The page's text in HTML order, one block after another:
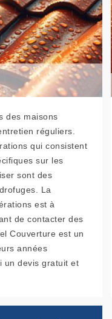
des maisons
réguliers.
qui consistent
sur les
sont des
La
est à
de contacter des
Couverture est un
années
un devis gratuit et